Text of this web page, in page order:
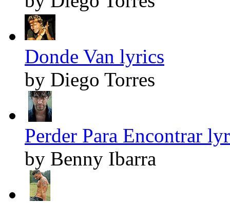
Donde Van lyrics
by Diego Torres
Perder Para Encontrar
by Benny Ibarra